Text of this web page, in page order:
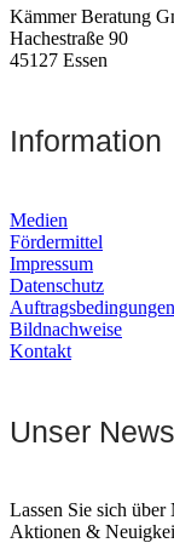
Kämmer Beratung
Hachestraße 90
45127 Essen
Information
Medien
Fördermittel
Impressum
Datenschutz
Auftragsbedingungen
Bildnachweise
Kontakt
Unser
Lassen Sie sich
Aktionen &